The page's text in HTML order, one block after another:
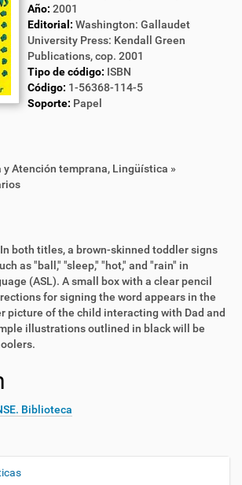
Año: 2001
Editorial: Washington: Gallaudet
University Press: Kendall Green
Publications, cop. 2001
Tipo de código: ISBN
Código: 1-56368-114-5
Soporte: Papel
y Atención temprana, Lingüística »
both titles, a brown-skinned toddler signs
as "ball," "sleep," "hot," and "rain" in
(ASL). A small box with a clear pencil
for signing the word appears in the
picture of the child interacting with Dad and
illustrations outlined in black will be
Biblioteca